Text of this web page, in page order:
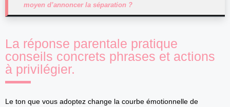
moyen d’annoncer la séparation ?
La réponse parentale pratique
conseils concrets phrases et actions
à privilégier.
Le ton que vous adoptez change la courbe émotionnelle de